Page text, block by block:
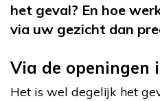
het geval? En hoe
via uw gezicht dan
Via de openingen
Het is wel degelijk het